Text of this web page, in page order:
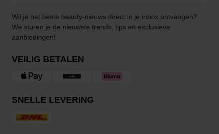
Wil je het beste beauty-nieuws direct in je inbox ontvangen?
We sturen je de nieuwste trends, tips en exclusieve
aanbiedingen!
VEILIG BETALEN
SNELLE LEVERING